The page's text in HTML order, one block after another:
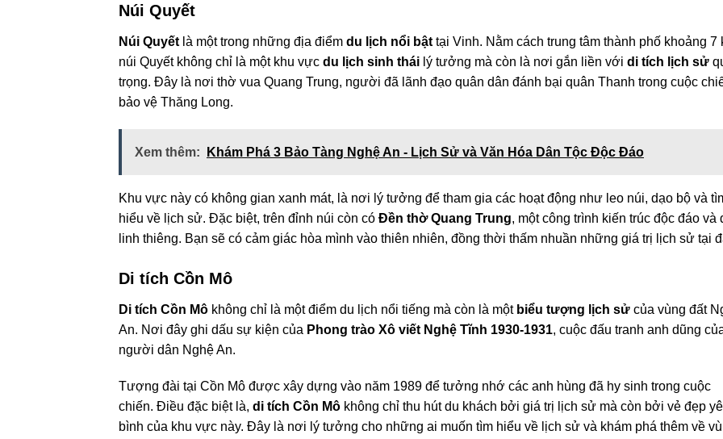
Núi Quyết
Núi Quyết là một trong những địa điểm du lịch nổi bật tại Vinh. Nằm cách trung tâm thành phố khoảng 7
núi Quyết không chỉ là một khu vực du lịch sinh thái lý tưởng mà còn là nơi gắn liền với di tích lịch sử
trọng. Đây là nơi thờ vua Quang Trung, người đã lãnh đạo quân dân đánh bại quân Thanh trong cuộc
bảo vệ Thăng Long.
Xem thêm: Khám Phá 3 Bảo Tàng Nghệ An - Lịch Sử và Văn Hóa Dân Tộc Độc Đáo
Khu vực này có không gian xanh mát, là nơi lý tưởng để tham gia các hoạt động như leo núi, dạo bộ và
hiểu về lịch sử. Đặc biệt, trên đỉnh núi còn có Đền thờ Quang Trung, một công trình kiến trúc độc đáo và
linh thiêng. Bạn sẽ có cảm giác hòa mình vào thiên nhiên, đồng thời thấm nhuần những giá trị lịch sử tại
Di tích Cồn Mô
Di tích Cồn Mô không chỉ là một điểm du lịch nổi tiếng mà còn là một biểu tượng lịch sử của vùng đất
An. Nơi đây ghi dấu sự kiện của Phong trào Xô viết Nghệ Tĩnh 1930-1931, cuộc đấu tranh anh dũng
người dân Nghệ An.
Tượng đài tại Cồn Mô được xây dựng vào năm 1989 để tưởng nhớ các anh hùng đã hy sinh trong cuộc
chiến. Điều đặc biệt là, di tích Cồn Mô không chỉ thu hút du khách bởi giá trị lịch sử mà còn bởi vẻ đẹp
bình của khu vực này. Đây là nơi lý tưởng cho những ai muốn tìm hiểu về lịch sử và khám phá thêm về